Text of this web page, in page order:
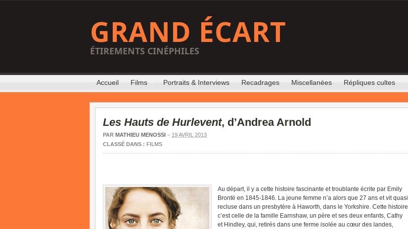
GRAND ÉCART
ÉTIREMENTS CINÉPHILES
Accueil Films Portraits & Interviews Recadrages Miscellanées Répliques cultes
Les Hauts de Hurlevent, d’Andrea Arnold
PAR MATHIEU MENOSSI – 19 AVRIL 2013
CLASSÉ DANS : FILMS
Au départ, il y a cette histoire fascinante et troublante écrite par Emily
Brontë en 1845-1846. La jeune femme n’a alors que 27 ans et vit quasi
recluse dans un presbytère à Haworth, dans le Yorkshire. Cette histoire
c’est celle de la famille Earnshaw, un père et ses deux enfants, Cathy
et Hindley, qui, retirés dans une ferme isolée au cœur des landes,